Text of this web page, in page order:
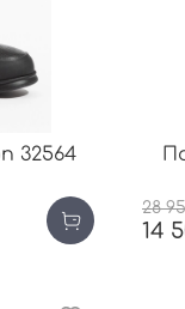
32564
28
14